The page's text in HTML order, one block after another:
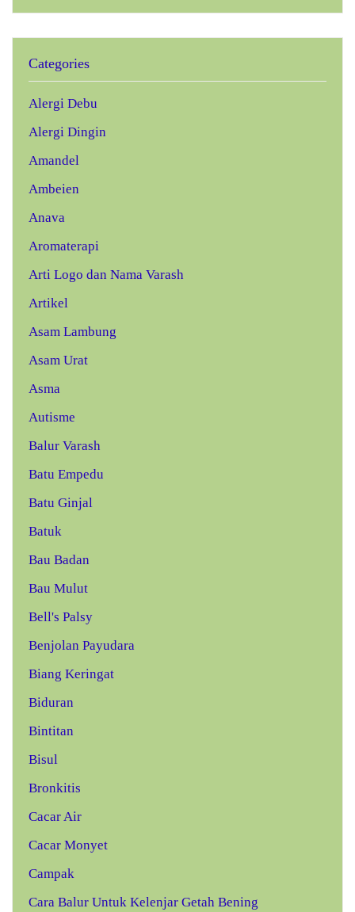
Categories
Alergi Debu
Alergi Dingin
Amandel
Ambeien
Anava
Aromaterapi
Arti Logo dan Nama Varash
Artikel
Asam Lambung
Asam Urat
Asma
Autisme
Balur Varash
Batu Empedu
Batu Ginjal
Batuk
Bau Badan
Bau Mulut
Bell's Palsy
Benjolan Payudara
Biang Keringat
Biduran
Bintitan
Bisul
Bronkitis
Cacar Air
Cacar Monyet
Campak
Cara Balur Untuk Kelenjar Getah Bening